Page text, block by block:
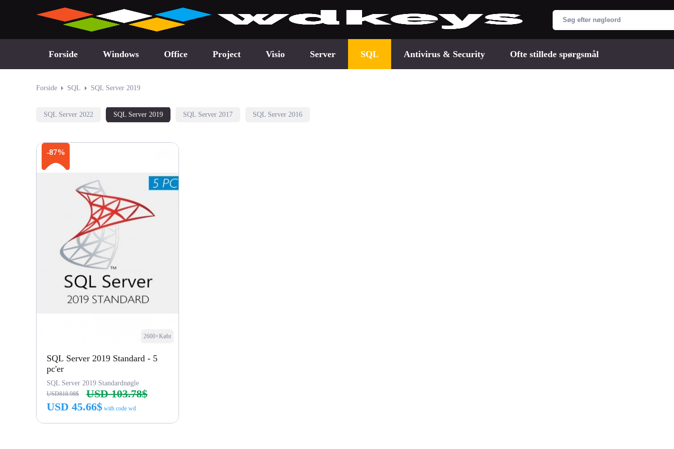
Forside Windows Office Project Visio Server SQL Antivirus & Security Ofte stillede spørgsmål
Forside SQL SQL Server 2019
SQL Server 2022 SQL Server 2019 SQL Server 2017 SQL Server 2016
-87%
2600+Købt
SQL Server 2019 Standard - 5
pc'er
SQL Server 2019 Standardnøgle
USD818.98$
USD 103.78$
USD 45.66$ with code wd